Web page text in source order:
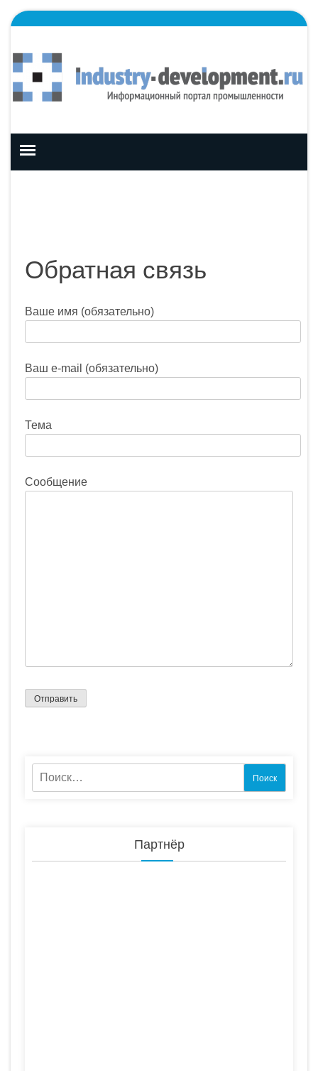
Skip
content
Обратная связь
Ваше имя (обязательно)
Ваш e-mail (обязательно)
Тема
Сообщение
Найти:
Партнёр